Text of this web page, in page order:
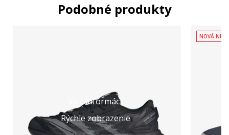
Podobné produkty
Viac informácií
Rýchle zobrazenie
NOVÁ